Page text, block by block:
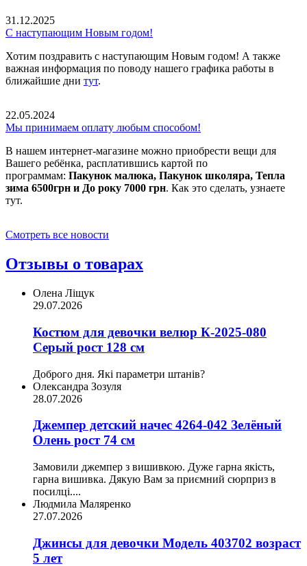
31.12.2025
С наступающим Новым годом!
Хотим поздравить с наступающим Новым годом! А также
важная информация по поводу нашего графика работы в
ближайшие дни тут.
22.05.2024
Мы принимаем оплату любым способом!
В нашем интернет-магазине можно приобрести вещи для
Вашего ребёнка, расплатившись картой по
программам: Пакунок малюка, Пакунок школяра, Тепла
зима 6500грн и До року 7000 грн. Как это сделать, узнаете
тут.
Смотреть все новости
Отзывы о товарах
Олена Ліщук
29.07.2026
Костюм для девочки велюр К-2025-080
Серый рост 128 см
Доброго дня. Які параметри штанів?
Олександра Зозуля
28.07.2026
Джемпер детский начес 4264-042 Зелёный
Олень рост 74 см
Замовили джемпер з вишивкою. Дуже гарна якість,
гарна вишивка. Дякую Вам за приємний сюрприз в
посилці....
Людмила Маляренко
27.07.2026
Джинсы для девочки Модель 403702 возраст
5 лет